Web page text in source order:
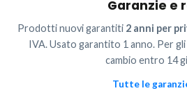
Garanzie e
Prodotti nuovi garantiti 2 anni per
IVA. Usato garantito 1 anno. Per
cambio entro 14
Tutte le